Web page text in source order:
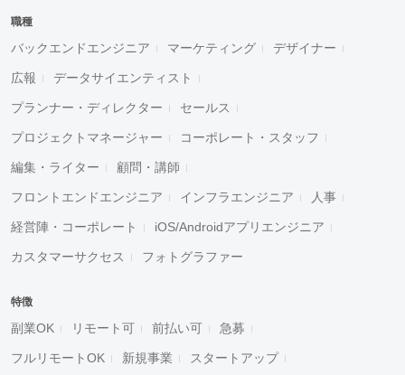
職種
バックエンドエンジニア マーケティング デザイナー
広報 データサイエンティスト
プランナー・ディレクター セールス
プロジェクトマネージャー コーポレート・スタッフ
編集・ライター 顧問・講師
フロントエンドエンジニア インフラエンジニア 人事
経営陣・コーポレート iOS/Androidアプリエンジニア
カスタマーサクセス フォトグラファー
特徴
副業OK リモート可 前払い可 急募
フルリモートOK 新規事業 スタートアップ